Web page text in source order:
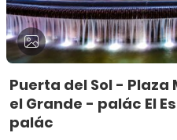
Puerta del Sol - Plaza
el Grande - palác El
palác